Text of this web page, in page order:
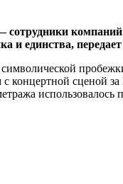
и единства, передает
концертной сценой
использовалось